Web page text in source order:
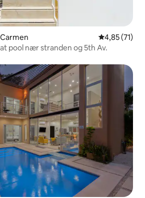
4,85 ud af 5
4,85 (71)
pool nær stranden og 5th Av.